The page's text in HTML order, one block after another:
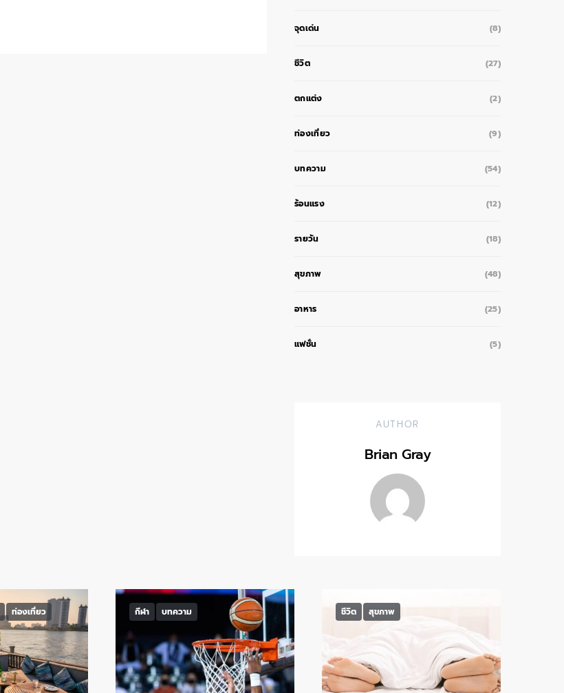
จุดเด่น (8)
ชีวิต (27)
ตกแต่ง (2)
ท่องเที่ยว (9)
บทความ (54)
ร้อนแรง (12)
รายวัน (18)
สุขภาพ (48)
อาหาร (25)
แฟชั่น (5)
AUTHOR
Brian Gray
ท่องเที่ยว
กีฬา บทความ ชีวิต สุขภาพ